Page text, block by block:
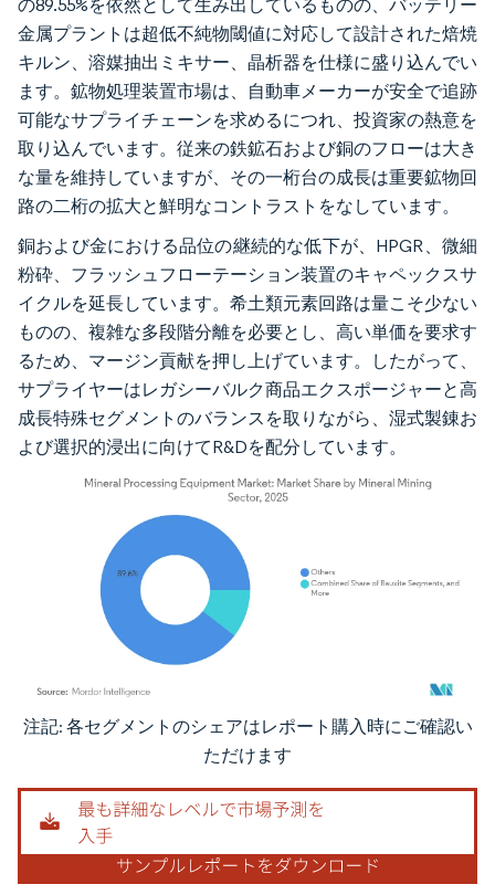
の89.55%を依然として生み出しているものの、バッテリー
金属プラントは超低不純物閾値に対応して設計された焙焼
キルン、溶媒抽出ミキサー、晶析器を仕様に盛り込んでい
ます。鉱物処理装置市場は、自動車メーカーが安全で追跡
可能なサプライチェーンを求めるにつれ、投資家の熱意を
取り込んでいます。従来の鉄鉱石および銅のフローは大き
な量を維持していますが、その一桁台の成長は重要鉱物回
路の二桁の拡大と鮮明なコントラストをなしています。
銅および金における品位の継続的な低下が、HPGR、微細
粉砕、フラッシュフローテーション装置のキャペックスサ
イクルを延長しています。希土類元素回路は量こそ少ない
ものの、複雑な多段階分離を必要とし、高い単価を要求す
るため、マージン貢献を押し上げています。したがって、
サプライヤーはレガシーバルク商品エクスポージャーと高
成長特殊セグメントのバランスを取りながら、湿式製錬お
よび選択的浸出に向けてR&Dを配分しています。
画像 © Mordor Intelligence。再利用にはCC BY 4.0の表示が必要です。
注記: 各セグメントのシェアはレポート購入時にご確認い
ただけます